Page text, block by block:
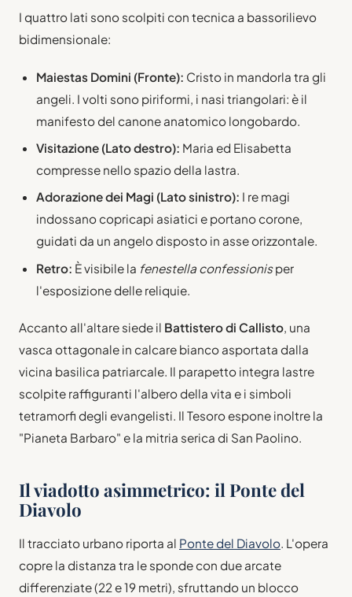
I quattro lati sono scolpiti con tecnica a bassorilievo
bidimensionale:
Maiestas Domini (Fronte): Cristo in mandorla tra gli
angeli. I volti sono piriformi, i nasi triangolari: è il
manifesto del canone anatomico longobardo.
Visitazione (Lato destro): Maria ed Elisabetta
compresse nello spazio della lastra.
Adorazione dei Magi (Lato sinistro): I re magi
indossano copricapi asiatici e portano corone,
guidati da un angelo disposto in asse orizzontale.
Retro: È visibile la fenestella confessionisper
l'esposizione delle reliquie.
Accanto all'altare siede il Battistero di Callisto, una
vasca ottagonale in calcare bianco asportata dalla
vicina basilica patriarcale. Il parapetto integra lastre
scolpite raffiguranti l'albero della vita e i simboli
tetramorfi degli evangelisti. Il Tesoro espone inoltre la
"Pianeta Barbaro" e la mitria serica di San Paolino.
Il viadotto asimmetrico: il Ponte del
Diavolo
Il tracciato urbano riporta al Ponte del Diavolo. L'opera
copre la distanza tra le sponde con due arcate
differenziate (22 e 19 metri), sfruttando un blocco